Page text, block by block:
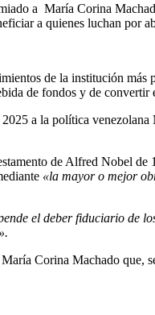
a María Corina
a quienes luchan por
de la institución
de fondos y de
a la política
de Alfred Nobel
«la mayor o mejor
el deber fiduciario de
Corina Machado que,